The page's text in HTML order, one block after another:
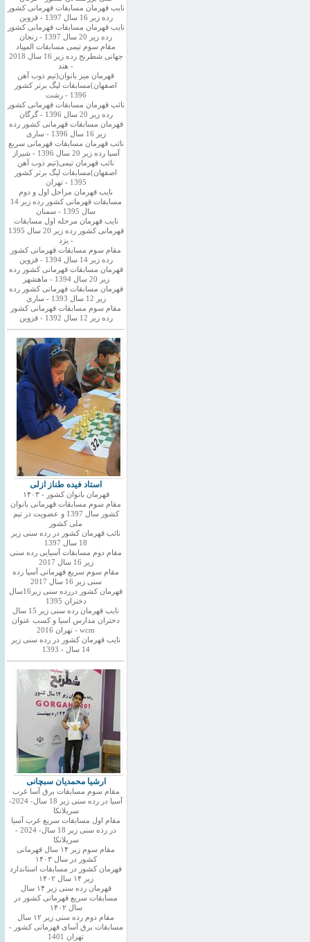
نایب قهرمان مسابقات قهرمانی کشور
رده زیر 16 سال 1397 - قزوین
نایب قهرمان مسابقات قهرمانی کشور
رده زیر 20 سال 1397 - زنجان
مقام سوم تیمی مسابقات المپیاد
جهانی شطرنج رده زیر 16 سال 2018
- هند
قهرمان میز بانوان(تیم ذوب آهن
اصفهان)مسابقات لیگ برتر کشور
1396 - رشت
نائب قهرمان مسابقات قهرمانی کشور
رده زیر 20 سال 1396 - گرگان
قهرمان مسابقات قهرمانی کشور رده
زیر 16 سال 1396 - ساری
نائب قهرمان مسابقات قهرمانی سریع
آسیا رده زیر 20 سال 1396 - شیراز
نائب قهرمان تیمی(تیم ذوب آهن
اصفهان)مسابقات لیگ برتر کشور
1395 - تهران
نایب قهرمان مراحل اول و دوم
مسابقات قهرمانی کشور رده زیر 14
سال 1395 - سمنان
نایب قهرمان مرحله اول مسابقات
قهرمانی کشور رده زیر 20 سال 1395
- یزد
مقام سوم مسابقات قهرمانی کشور
رده زیر 14 سال 1394 - قزوین
قهرمان مسابقات قهرمانی کشور رده
زیر 20 سال 1394 - ماهشهر
قهرمان مسابقات قهرمانی کشور رده
زیر 12 سال 1393 - ساری
مقام سوم مسابقات قهرمانی کشور
رده زیر 12 سال 1392 - قزوین
استاد فیده طناز ازلی
قهرمان بانوان کشور - ۱۴۰۳
مقام سوم مسابقات قهرمانی بانوان
کشور سال 1397 و عضویت در تیم
ملی کشور
نائب قهرمان کشور در رده سنی زیر
18 سال 1397
مقام دوم مسابقات آسیایی رده سنی
زیر 16 سال 2017
مقام سوم سریع قهرمانی آسیا رده
سنی زیر 16 سال 2017
قهرمان کشور دررده سنی زیر16سال
دختران 1395
نایب قهرمان رده سنی زیر 15 سال
دختران مدارس اسیا و کسب عنوان
wcm - تهران 2016
نایب قهرمان کشور در رده سنی زیر
14 سال - 1393
ارشیا محمدیان سبچانی
مقام سوم مسابقات برق آسا غرب
آسیا در رده سنی زیر 18 سال- 2024-
سریلانکا
مقام اول مسابقات سریع غرب آسیا
در رده سنی زیر 18 سال- 2024 -
سریلانکا
مقام سوم زیر ۱۴ سال قهرمانی
کشور در سال ۱۴۰۳
قهرمان کشور در مسابقات استاندارد
زیر ۱۴ سال ۱۴۰۲
قهرمان رده سنی زیر ۱۴ سال
مسابقات سریع قهرمانی کشور در
سال ۱۴۰۲
مقام دوم رده سنی زیر ۱۲ سال
مسابقات برق آسای قهرمانی کشور -
تهران 1401